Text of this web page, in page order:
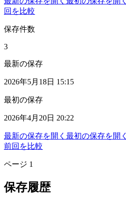
回を比較
保存件数
3
最新の保存
2026年5月18日 15:15
最初の保存
2026年4月20日 20:22
最新の保存を開く 最初の保存を開く
前回を比較
ページ 1
保存履歴